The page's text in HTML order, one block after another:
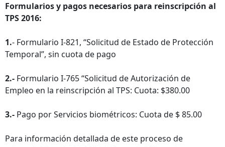
Formularios y pagos necesarios para reinscripción al
TPS 2016:
1.- Formulario I-821, “Solicitud de Estado de Protección
Temporal”, sin cuota de pago
2.- Formulario I-765 “Solicitud de Autorización de
Empleo en la reinscripción al TPS: Cuota: $380.00
3.- Pago por Servicios biométricos: Cuota de $ 85.00
Para información detallada de este proceso de